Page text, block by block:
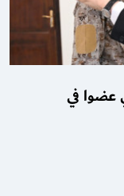
عضوا في